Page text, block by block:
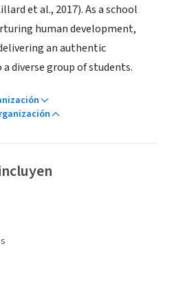
et al., 2017). As a school
human development,
an authentic
diverse group of students.